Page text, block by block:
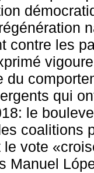
contre les
du
qui
le
coalitions
vote
Manuel